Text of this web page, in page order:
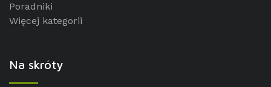
Poradniki
Więcej kategorii
Na skróty